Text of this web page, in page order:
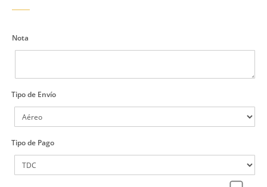
Nota
Tipo de Envío
Tipo de Pago